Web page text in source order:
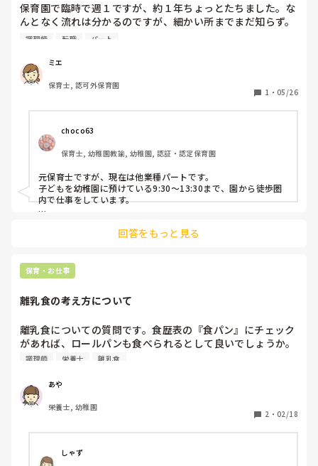
保育園で臨時で週１ですが、約１年ちょっとたちました。な
んとなく流れは分かるのですが、細かい所までまだ知らず。
社員が調理師いれて四人います、パートのおばさんは、パー
くなら、私はあまりいれられたくないかも？なので話すと私
に転職とかヘルプで行った場所も進められ、私はいらないと
返されたり、足りないといれてと言われ、私も娘を幼稚園に
もう少しして幼稚園に慣れたら、私は辞めて、短い時間のパ
ートか土日の保育園の派遣の仕事探すかな？と考えてます。
お子様を幼稚園に預けパートしているかた、どういう働きが
いいか？アドバイス下さい!あと場所も近い場所か？と
調理師 転職 パート
ミエ
保育士, 認可外保育園
1 ・ 05/26
choco63
保育士, 幼稚園教諭, 幼稚園, 認証・認定保育園
元保育士ですが、現在は他業種パートです。
子どもを幼稚園に預けている9:30〜13:30まで、園から徒歩圏
内で仕事をしています。
し、転職･パートを選んでいます。
要ポイントでした。周りのママさんたちは9〜16時パートが多
いように感じます！
幼稚園に慣れたり、将来就学する際にも仕事を変えやすいのが
良いお仕事先が見つかること、応援しています！
回答をもっと見る
保育・お仕事
離乳食の考え方について
離乳食についての質問です。食歴表の『食パン』にチェック
があれば、ロールパンも食べられるとして良いでしょうか。
職場内で意見が対立しています…。
調理師 栄養士 離乳食
あや
栄養士, 幼稚園
2 ・ 02/18
しゃず